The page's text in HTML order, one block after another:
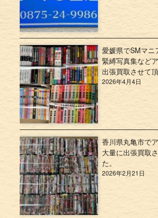
愛媛県でSMマニ
緊縛写真集など
出張買取させて
2026年4月4日
香川県丸亀市で
大量に出張買取
た。
2026年2月21日